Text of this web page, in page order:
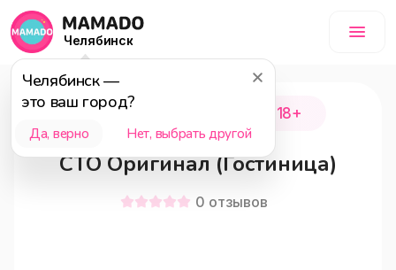
Челябинск
Челябинск—
это ваш город?
Да, верно Нет, выбрать другой
Саткинский район 18+
СТО Оригинал (Гостиница)
0 отзывов